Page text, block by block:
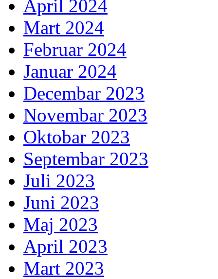
April 2024
Mart 2024
Februar 2024
Januar 2024
Decembar 2023
Novembar 2023
Oktobar 2023
Septembar 2023
Juli 2023
Juni 2023
Maj 2023
April 2023
Mart 2023